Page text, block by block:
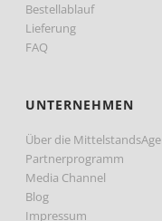
Bestellablauf
Lieferung
FAQ
UNTERNEHMEN
Über die
Partnerprogramm
Media Channel
Blog
Impressum